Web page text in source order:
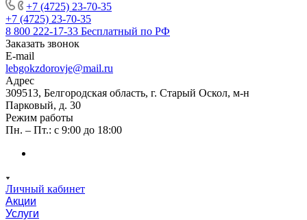
+7 (4725) 23-70-35
+7 (4725) 23-70-35
8 800 222-17-33 Бесплатный по РФ
Заказать звонок
E-mail
lebgokzdorovje@mail.ru
Адрес
309513, Белгородская область, г. Старый Оскол, м-н
Парковый, д. 30
Режим работы
Пн. – Пт.: с 9:00 до 18:00
Личный кабинет
Акции
Услуги